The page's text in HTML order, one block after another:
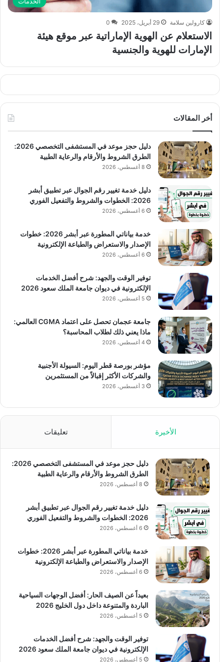
كارولين سلامة 29 أبريل، 2025 0
الاستعلام عن الهوية الإماراتية عبر موقع هيئة
الإمارات للهوية والجنسية
أخر المقالات
دليل حجز موعد في المستشفى التخصصي 2026:
الطرق الشروط والأرقام والرعاية الطبية
8 أغسطس، 2026
دليل خدمة تغيير رقم الجوال عبر تطبيق أبشر
2026: الخطوات والشروط والتفعيل الفوري
6 أغسطس، 2026
خدمة بياناتي المطورة عبر أبشر 2026: خطوات
الإصدار والاستعراض والطباعة الإلكترونية
6 أغسطس، 2026
توفير الوقت والجهد: شرح أفضل الخدمات
الإلكترونية في ديوان جامعة الملك سعود 2026
5 أغسطس، 2026
جامعة عجمان تحصل على اعتماد CGMA العالمي:
ماذا يعني ذلك لطلاب المحاسبة؟
4 أغسطس، 2026
مؤشر بورصة قطر اليوم: السيولة الأجنبية
والشركات الأكثر إقبالاً من المستثمرين
3 أغسطس، 2026
الأخيرة تعليقات
دليل حجز موعد في المستشفى التخصصي 2026:
الطرق الشروط والأرقام والرعاية الطبية
8 أغسطس، 2026
دليل خدمة تغيير رقم الجوال عبر تطبيق أبشر
2026: الخطوات والشروط والتفعيل الفوري
6 أغسطس، 2026
خدمة بياناتي المطورة عبر أبشر 2026: خطوات
الإصدار والاستعراض والطباعة الإلكترونية
6 أغسطس، 2026
بعيداً عن الصيف الحار: أفضل الوجهات السياحية
الباردة والمتنوعة داخل دول الخليج 2026
5 أغسطس، 2026
توفير الوقت والجهد: شرح أفضل الخدمات
الإلكترونية في ديوان جامعة الملك سعود 2026
5 أغسطس، 2026